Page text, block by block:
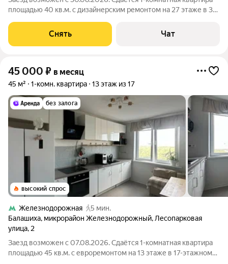
площадью 40 кв.м. с дизайнерским ремонтом на 27 этаже в 36-
Посудомоечная машина
Снять Чат
45 000 ₽ в месяц
45 м² 1-комн. квартира 13 этаж из 17
без залога
высокий спрос
Железнодорожная
5 мин.
Балашиха, микрорайон Железнодорожный, Лесопарковая
улица, 2
Заезд возможен с 07.08.2026. Сдаётся 1-комнатная квартира
площадью 45 кв.м. с евроремонтом на 13 этаже в 17-этажном